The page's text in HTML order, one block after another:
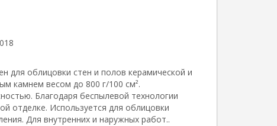
для облицовки стен и полов керамической и
камнем весом до 800 г/100 см².
Благодаря беспылевой технологии
отделке. Используется для облицовки
Для внутренних и наружных работ..